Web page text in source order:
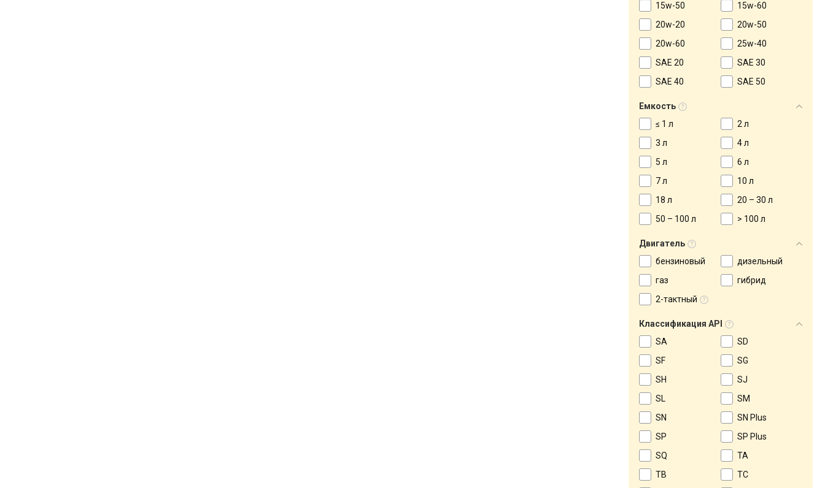
15w-50
15w-60
20w-20
20w-50
20w-60
25w-40
SAE 20
SAE 30
SAE 40
SAE 50
Емкость
≤ 1 л
2 л
3 л
4 л
5 л
6 л
7 л
10 л
18 л
20 – 30 л
50 – 100 л
> 100 л
Двигатель
бензиновый
дизельный
газ
гибрид
2-тактный
Классификация API
SA
SD
SF
SG
SH
SJ
SL
SM
SN
SN Plus
SP
SP Plus
SQ
TA
TB
TC